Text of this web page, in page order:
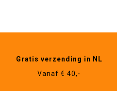
Gratis verzending in NL
Vanaf € 40,-